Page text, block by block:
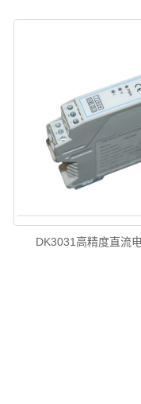
DK3031高精度直流